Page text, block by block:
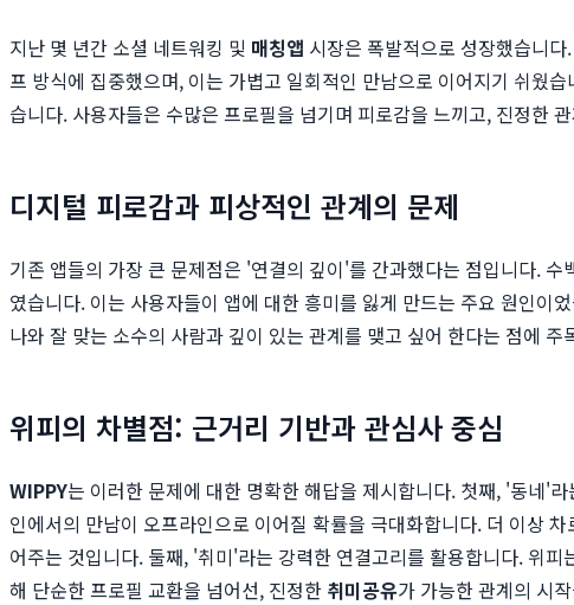
지난 몇 년간 소셜 네트워킹 및 매칭앱 시장은 폭발적으로 성장했습니
프 방식에 집중했으며, 이는 가볍고 일회적인 만남으로 이어지기 쉬웠
습니다. 사용자들은 수많은 프로필을 넘기며 피로감을 느끼고, 진정한
디지털 피로감과 피상적인 관계의 문제
기존 앱들의 가장 큰 문제점은 '연결의 깊이'를 간과했다는 점입니다.
였습니다. 이는 사용자들이 앱에 대한 흥미를 잃게 만드는 주요 원인이
나와 잘 맞는 소수의 사람과 깊이 있는 관계를 맺고 싶어 한다는 점에
위피의 차별점: 근거리 기반과 관심사 중심
WIPPY는 이러한 문제에 대한 명확한 해답을 제시합니다. 첫째, '동네'
인에서의 만남이 오프라인으로 이어질 확률을 극대화합니다. 더 이상
어주는 것입니다. 둘째, '취미'라는 강력한 연결고리를 활용합니다. 위
해 단순한 프로필 교환을 넘어선, 진정한 취미공유가 가능한 관계의 시